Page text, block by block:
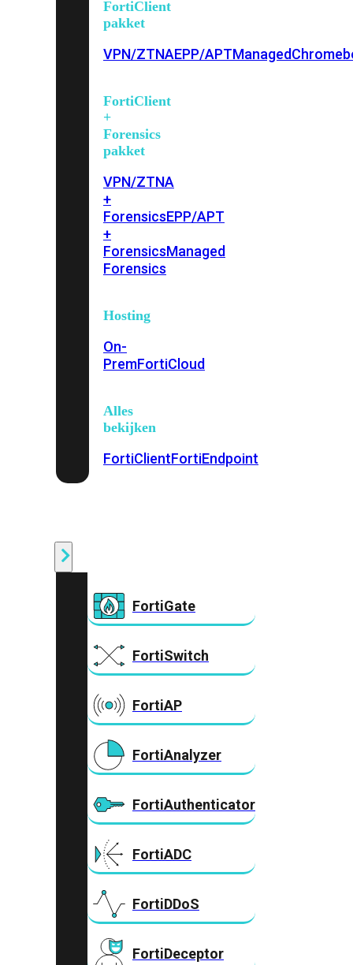
FortiClient
pakket
VPN/ZTNAEPP/APTManaged
FortiClient
+
Forensics
pakket
VPN/ZTNA
+
ForensicsEPP/APT
+
ForensicsManaged
Forensics
Hosting
On-
PremFortiCloud
Alles
bekijken
FortiClientFortiEndpoint
FortiGate
FortiSwitch
FortiAP
FortiAnalyzer
FortiAuthenticator
FortiADC
FortiDDoS
FortiDeceptor